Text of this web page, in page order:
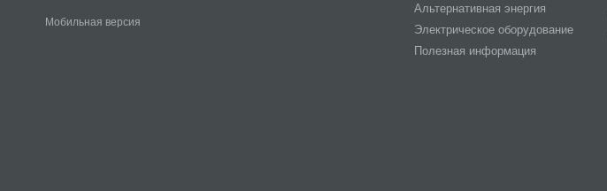
Мобильная версия
Альтернативная энергия
Электрическое оборудование
Полезная информация